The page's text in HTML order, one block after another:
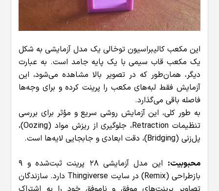
این مکعب کالیبراسیون توخالی یک مدل آزمایشی به شکل
یک مکعب قاب سیمی با یک پایه جامد است. به عبارت
دیگر، همان‌طور که در تصویر بالا مشاهده می‌شود، این
آزمایش فقط لبه‌های مکعب را پرینت کرده و برای وجه‌ها
فاصله باقی می‌گذارد.
به طور کلی، این آزمایش روشی سریع و مؤثر برای بررسی
تنظیمات Retraction، جلوگیری از ریزش مواد (Oozing)،
پل‌زنی (Bridging)، دقت ابعادی و جابجایی لایه‌ها است.
محبوبیت:
این مدل آزمایشی 28 پرینت ثبت‌شده و 9
بازطراحی (Remix) در سایت Thingiverse دارد. سازندگان